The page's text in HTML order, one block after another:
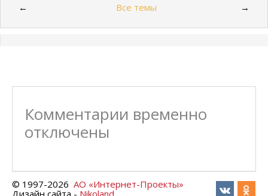
← Все темы →
Комментарии временно
отключены
© 1997-2026 АО «Интернет-Проекты»